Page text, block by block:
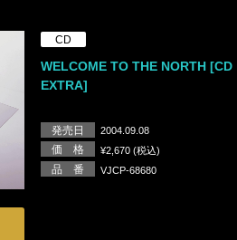
CD
WELCOME TO THE NORTH [CD
EXTRA]
発売日 2004.09.08
価 格 ¥2,670 (税込)
品 番 VJCP-68680